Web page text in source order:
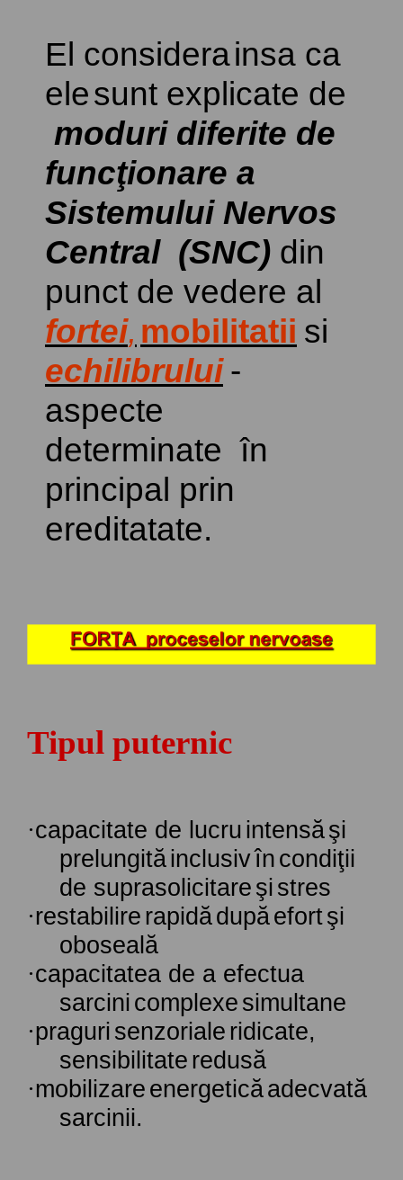
El considerainsa ca
elesunt explicate de
moduri diferite de
funcţionare a
Sistemului Nervos
Central (SNC) din
punct de vedere al
fortei, mobilitatii si
echilibrului -
aspecte
determinate în
principal prin
ereditatate.
Tipul puternic
·capacitate de lucru intensăşi
prelungităinclusivîn condiţii
de suprasolicitare şi stres
·restabilire rapidădupăefortşi
oboseală
·capacitateade a efectua
sarcini complexe simultane
·praguri senzoriale ridicate,
sensibilitate redusă
·mobilizare energeticăadecvată
sarcinii.